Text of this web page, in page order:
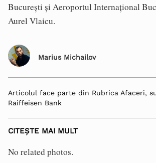
Bucureşti şi Aeroportul Internaţional
Aurel Vlaicu.
Marius Michailov
Articolul face parte din Rubrica Afaceri,
Raiffeisen Bank
CITEȘTE MAI MULT
No related photos.